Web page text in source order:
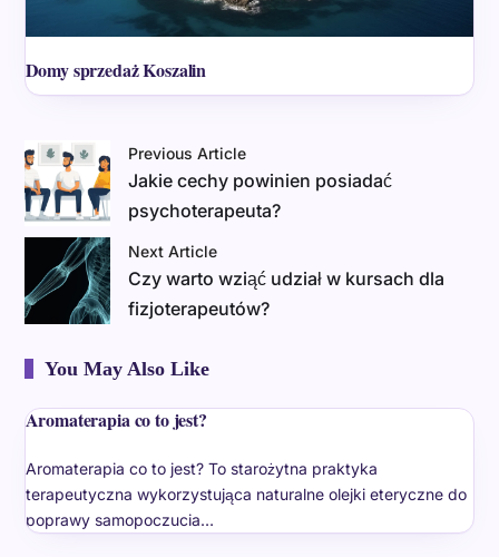
Domy sprzedaż Koszalin
Previous Article
Jakie cechy powinien posiadać
psychoterapeuta?
Next Article
Czy warto wziąć udział w kursach dla
fizjoterapeutów?
You May Also Like
Aromaterapia co to jest?
Aromaterapia co to jest? To starożytna praktyka
terapeutyczna wykorzystująca naturalne olejki eteryczne do
poprawy samopoczucia…